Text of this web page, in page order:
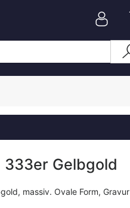
Gelbgold
massiv. Ovale Form, Gravur